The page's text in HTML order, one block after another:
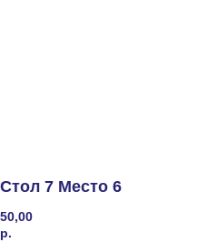
Стол 7 Место 6
50,00
р.